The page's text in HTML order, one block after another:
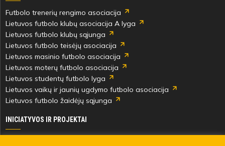
Futbolo trenerių rengimo asociacija
Lietuvos futbolo klubų asociacija A lyga
Lietuvos futbolo klubų sąjunga
Lietuvos futbolo teisėjų asociacija
Lietuvos masinio futbolo asociacija
Lietuvos moterų futbolo asociacija
Lietuvos studentų futbolo lyga
Lietuvos vaikų ir jaunių ugdymo futbolo asociacija
Lietuvos futbolo žaidėjų sąjunga
INICIATYVOS IR PROJEKTAI